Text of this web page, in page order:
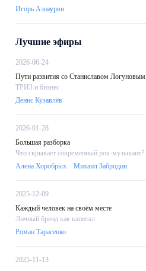
Игорь Азнаурян
Лучшие эфиры
2026-06-24
Пути развития со Станиславом Логуновым
ТРИЗ и бизнес
Денис Кузавлёв
2026-01-28
Большая разборка
Что скрывает современный рок-музыкант?
Алена Хоробрых
Михаил Забродин
2025-12-09
Каждый человек на своём месте
Личный бренд как капитал
Роман Тарасенко
2025-11-13